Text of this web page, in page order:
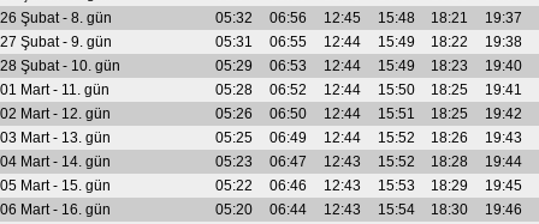
26 Şubat - 8. gün
05:32 06:56 12:45 15:48 18:21
19:37
27 Şubat - 9. gün
05:31 06:55 12:44 15:49 18:22
19:38
28 Şubat - 10. gün
05:29 06:53 12:44 15:49 18:23
19:40
01 Mart - 11. gün
05:28 06:52 12:44 15:50 18:25
19:41
02 Mart - 12. gün
05:26 06:50 12:44 15:51 18:25
19:42
03 Mart - 13. gün
05:25 06:49 12:44 15:52 18:26
19:43
04 Mart - 14. gün
05:23 06:47 12:43 15:52 18:28
19:44
05 Mart - 15. gün
05:22 06:46 12:43 15:53 18:29
19:45
06 Mart - 16. gün
05:20 06:44 12:43 15:54 18:30
19:46